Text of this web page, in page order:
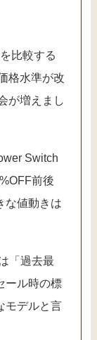
比較する
格水準が改
が増えまし
Switch
前後
な値動きは
「過去最
ール時の標
モデルと言